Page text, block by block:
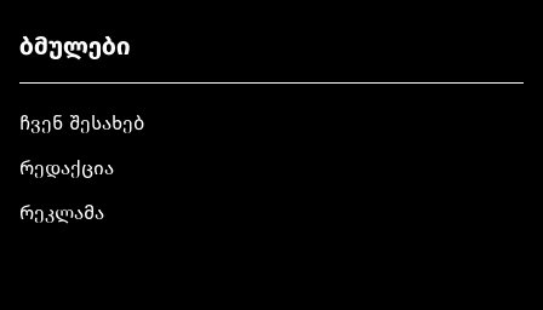
ბმულები
ჩვენ შესახებ
რედაქცია
რეკლამა